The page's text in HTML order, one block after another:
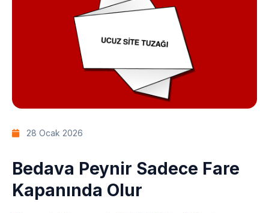
28 Ocak 2026
Bedava Peynir Sadece Fare
Kapanında Olur